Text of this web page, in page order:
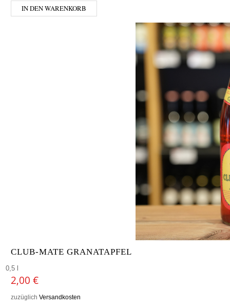
IN DEN WARENKORB
CLUB-MATE GRANATAPFEL
0,5 l
2,00 €
zuzüglich Versandkosten